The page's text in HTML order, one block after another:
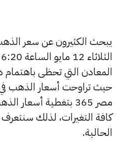
يبحث الكثيرون عن سعر
المعادن التي تحظى
حيث تراوحت أسعار الذهب في
مصر 365 بتغطية
كافة التغيرات، لذلك
الحالية.